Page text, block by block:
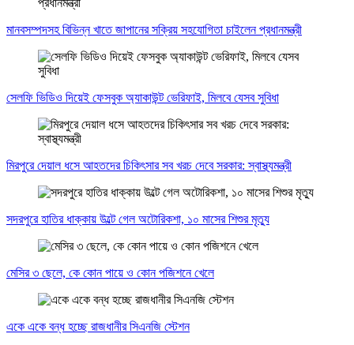
মানবসম্পদসহ বিভিন্ন খাতে জাপানের সক্রিয় সহযোগিতা চাইলেন প্রধানমন্ত্রী
সেলফি ভিডিও দিয়েই ফেসবুক অ্যাকাউন্ট ভেরিফাই, মিলবে যেসব সুবিধা
মিরপুরে দেয়াল ধসে আহতদের চিকিৎসার সব খরচ দেবে সরকার: স্বাস্থ্যমন্ত্রী
সদরপুরে হাতির ধাক্কায় উল্টে গেল অটোরিকশা, ১০ মাসের শিশুর মৃত্যু
মেসির ৩ ছেলে, কে কোন পায়ে ও কোন পজিশনে খেলে
একে একে বন্ধ হচ্ছে রাজধানীর সিএনজি স্টেশন